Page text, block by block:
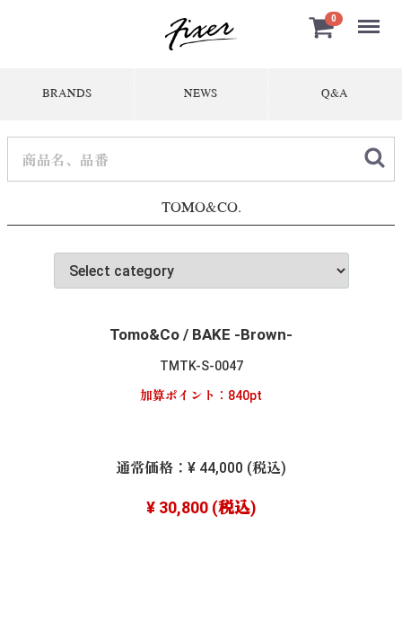
0 Menu
BRANDS NEWS Q&A
TOMO&CO.
Tomo&Co / BAKE -Brown-
TMTK-S-0047
加算ポイント： 840pt
通常価格： ¥ 44,000 (税込)
¥ 30,800(税込)